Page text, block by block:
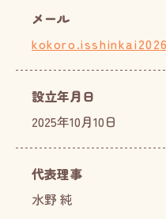
メール
設立年月日
2025年10月10日
代表理事
水野 純